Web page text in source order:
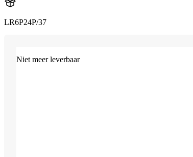
LR6P24P/37
Niet meer leverbaar